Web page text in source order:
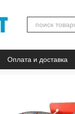
Оплата и доставка